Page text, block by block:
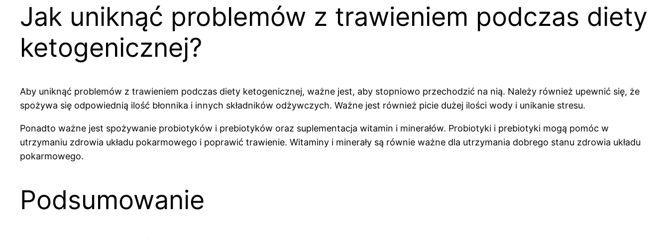
Jak uniknąć problemów z trawieniem podczas diety
ketogenicznej?
Aby uniknąć problemów z trawieniem podczas diety ketogenicznej, ważne jest, aby stopniowo przechodzić na nią. Należy również upewnić się, że
spożywa się odpowiednią ilość błonnika i innych składników odżywczych. Ważne jest również picie dużej ilości wody i unikanie stresu.
Ponadto ważne jest spożywanie probiotyków i prebiotyków oraz suplementacja witamin i minerałów. Probiotyki i prebiotyki mogą pomóc w
utrzymaniu zdrowia układu pokarmowego i poprawić trawienie. Witaminy i minerały są równie ważne dla utrzymania dobrego stanu zdrowia układu
pokarmowego.
Podsumowanie